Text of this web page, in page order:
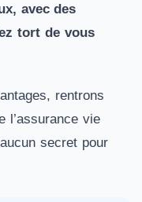
avec des
tort de vous
rentrons
l’assurance vie
secret pour